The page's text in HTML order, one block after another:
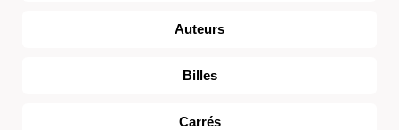
Auteurs
Billes
Carrés